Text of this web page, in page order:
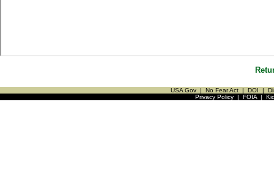
USA Gov | No Fear Act | DOI |
Privacy Policy| FOIA|